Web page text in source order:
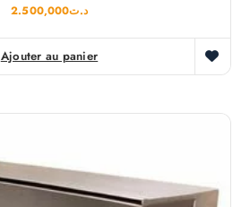
د.ت2.500,000
Ajouter au panier